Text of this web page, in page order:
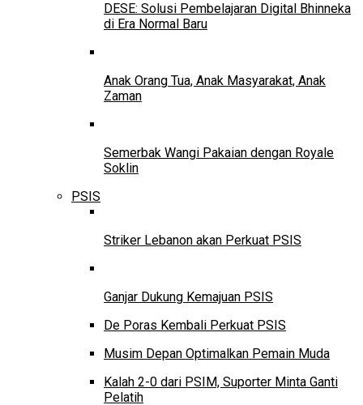
DESE: Solusi Pembelajaran Digital Bhinneka
di Era Normal Baru
Anak Orang Tua, Anak Masyarakat, Anak
Zaman
Semerbak Wangi Pakaian dengan Royale
Soklin
PSIS
Striker Lebanon akan Perkuat PSIS
Ganjar Dukung Kemajuan PSIS
De Poras Kembali Perkuat PSIS
Musim Depan Optimalkan Pemain Muda
Kalah 2-0 dari PSIM, Suporter Minta Ganti
Pelatih